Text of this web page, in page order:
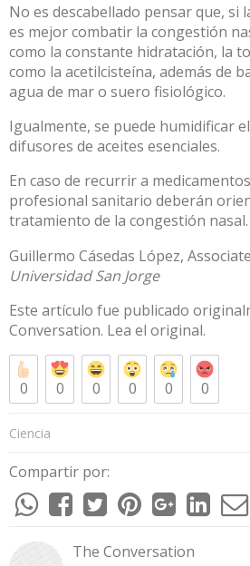
No es descabellado pensar que, si
es mejor combatir la congestión
como la constante hidratación, la
como la acetilcisteína, además de
agua de mar o suero fisiológico.
Igualmente, se puede humidificar
difusores de aceites esenciales.
En caso de recurrir a
profesional sanitario deberán
tratamiento de la congestión nasal.
Guillermo Cásedas López,
Universidad San Jorge
Este artículo fue publicado
Conversation. Lea el original.
0 0 0 0 0 0
Ciencia
Compartir por:
The Conversation